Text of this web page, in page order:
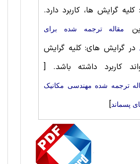
گرایش ها، کاربرد دارد.
مقاله ترجمه شده برای
در گرایش های: کلیه گرایش
کاربرد داشته باشد. [
ترجمه شده مهندسی مکانیک
پسماند]